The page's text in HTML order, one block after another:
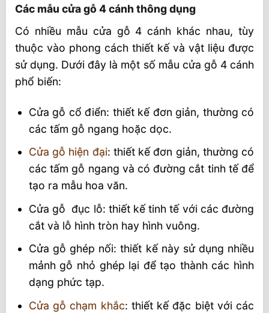
Các mẫu cửa gỗ 4 cánh thông dụng
Có nhiều mẫu cửa gỗ 4 cánh khác nhau, tùy
thuộc vào phong cách thiết kế và vật liệu được
sử dụng. Dưới đây là một số mẫu cửa gỗ 4 cánh
phổ biến:
Cửa gỗ cổ điển: thiết kế đơn giản, thường có
các tấm gỗ ngang hoặc dọc.
Cửa gỗ hiện đại: thiết kế đơn giản, thường có
các tấm gỗ ngang và có đường cắt tinh tế để
tạo ra mẫu hoa văn.
Cửa gỗ đục lỗ: thiết kế tinh tế với các đường
cắt và lỗ hình tròn hay hình vuông.
Cửa gỗ ghép nối: thiết kế này sử dụng nhiều
mảnh gỗ nhỏ ghép lại để tạo thành các hình
dạng phức tạp.
Cửa gỗ chạm khắc: thiết kế đặc biệt với các